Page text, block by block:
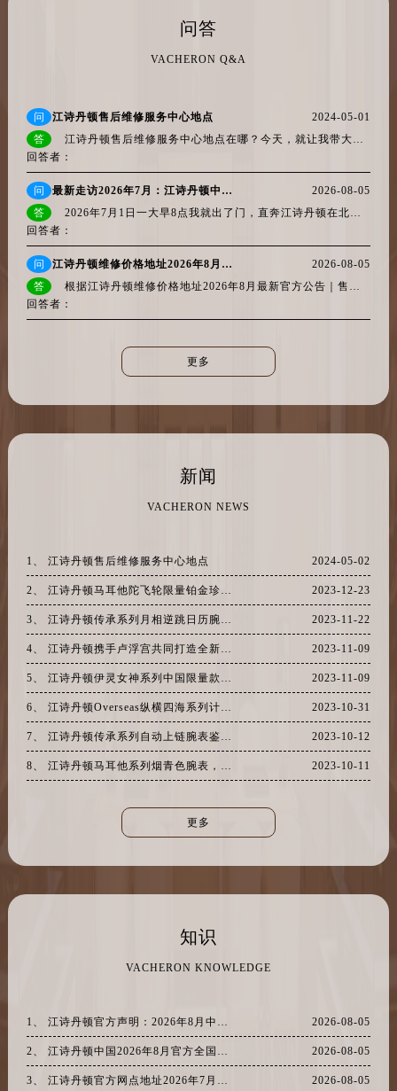
VACHERON Q&A
答
江诗丹顿售后维修服务中心地点在哪？今天，就让我带大家走近北京、上海的江诗丹顿官方售后维修服务中心，来一探究竟...
回答者：
问
答
2026年7月1日一大早8点我就出了门，直奔江诗丹顿在北京的三个官方售后网点之一。简单说结论：官方售后电话全国统一就是400-882-9682，...
回答者：
问
答
根据江诗丹顿维修价格地址2026年8月最新官方公告｜售后维修保养价格与网点地址权威公示，本次公告核心信息如下：江诗丹顿官方售后电话...
回答者：
VACHERON NEWS
2023-12-23
3、 江诗丹顿传承系列月相逆跳日历腕表，尽显优雅之意 2023-11-22
4、 江诗丹顿携手卢浮宫共同打造全新腕表，致敬古文明 2023-11-09
5、 江诗丹顿伊灵女神系列中国限量款腕表，一抹绮丽霞光 2023-11-09
6、 江诗丹顿Overseas纵横四海系列计时腕表鉴赏 2023-10-31
7、 江诗丹顿传承系列自动上链腕表鉴赏，温柔伴于腕间 2023-10-12
8、 江诗丹顿马耳他系列烟青色腕表，是烟雨江南的温婉 2023-10-11
VACHERON KNOWLEDGE
2、 江诗丹顿中国2026年8月官方全国统一客户服务热线与售后网点地址公告 2026-08-05
3、 江诗丹顿官方网点地址2026年7月最新版，拨通热线问客服确认售后 2026-08-05
4、 2026年8月最新江诗丹顿金华官方网点售后热线客户服务地址 2026-08-05